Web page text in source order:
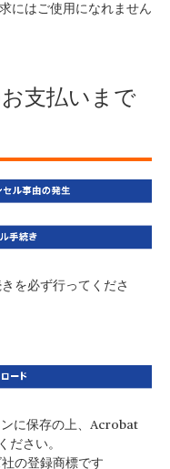
にはご使用になれません
支払いまで
を必ず行ってくださ
に保存の上、Acrobat
ださい。
の登録商標です